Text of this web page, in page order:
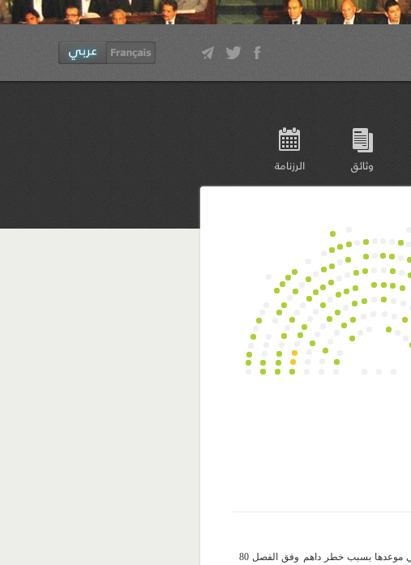
وثائق الرزنامة
إذا تعذّر إجراء الانتخابات في موعدها بسبب خطر داهم وفق الفصل 80